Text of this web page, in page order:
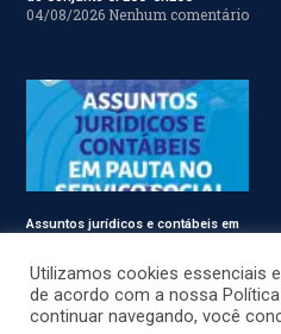
04/08/2026 Nenhum comentário
Assuntos jurídicos e contábeis em
Utilizamos cookies essenciais
de acordo com a nossa
continuar navegando, você